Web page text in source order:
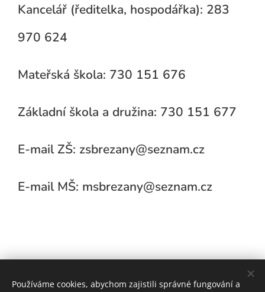
Kancelář (ředitelka, hospodářka): 283
970 624
Mateřská škola: 730 151 676
Základní škola a družina: 730 151 677
E-mail ZŠ: zsbrezany@seznam.cz
E-mail MŠ: msbrezany@seznam.cz
Používáme cookies, abychom zajistili správné fungování a